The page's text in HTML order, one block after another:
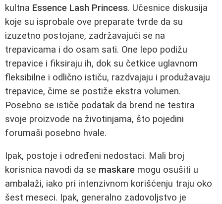
kultna Essence Lash Princess. Učesnice diskusija
koje su isprobale ove preparate tvrde da su
izuzetno postojane, zadržavajući se na
trepavicama i do osam sati. One lepo podižu
trepavice i fiksiraju ih, dok su četkice uglavnom
fleksibilne i odlično ističu, razdvajaju i produžavaju
trepavice, čime se postiže ekstra volumen.
Posebno se ističe podatak da brend ne testira
svoje proizvode na životinjama, što pojedini
forumaši posebno hvale.
Ipak, postoje i određeni nedostaci. Mali broj
korisnica navodi da se maskare mogu osušiti u
ambalaži, iako pri intenzivnom korišćenju traju oko
šest meseci. Ipak, generalno zadovoljstvo je